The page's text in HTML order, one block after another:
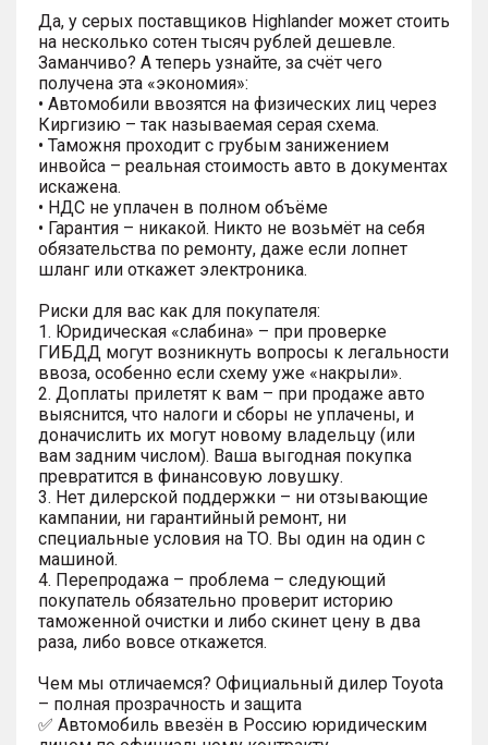
Да, у серых поставщиков Highlander может стоить
на несколько сотен тысяч рублей дешевле.
Заманчиво? А теперь узнайте, за счёт чего
получена эта «экономия»:
• Автомобили ввозятся на физических лиц через
Киргизию – так называемая серая схема.
• Таможня проходит с грубым занижением
инвойса – реальная стоимость авто в документах
искажена.
• НДС не уплачен в полном объёме
• Гарантия – никакой. Никто не возьмёт на себя
обязательства по ремонту, даже если лопнет
шланг или откажет электроника.
Риски для вас как для покупателя:
1. Юридическая «слабина» – при проверке
ГИБДД могут возникнуть вопросы к легальности
ввоза, особенно если схему уже «накрыли».
2. Доплаты прилетят к вам – при продаже авто
выяснится, что налоги и сборы не уплачены, и
доначислить их могут новому владельцу (или
вам задним числом). Ваша выгодная покупка
превратится в финансовую ловушку.
3. Нет дилерской поддержки – ни отзывающие
кампании, ни гарантийный ремонт, ни
специальные условия на ТО. Вы один на один с
машиной.
4. Перепродажа – проблема – следующий
покупатель обязательно проверит историю
таможенной очистки и либо скинет цену в два
раза, либо вовсе откажется.
Чем мы отличаемся? Официальный дилер Toyota
– полная прозрачность и защита
✅ Автомобиль ввезён в Россию юридическим